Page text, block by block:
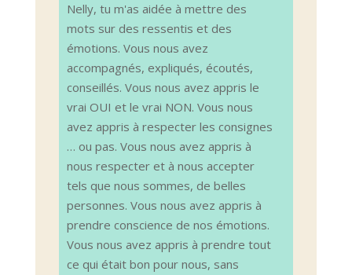
Nelly, tu m'as aidée à mettre des
mots sur des ressentis et des
émotions. Vous nous avez
accompagnés, expliqués, écoutés,
conseillés. Vous nous avez appris le
vrai OUI et le vrai NON. Vous nous
avez appris à respecter les consignes
… ou pas. Vous nous avez appris à
nous respecter et à nous accepter
tels que nous sommes, de belles
personnes. Vous nous avez appris à
prendre conscience de nos émotions.
Vous nous avez appris à prendre tout
ce qui était bon pour nous, sans